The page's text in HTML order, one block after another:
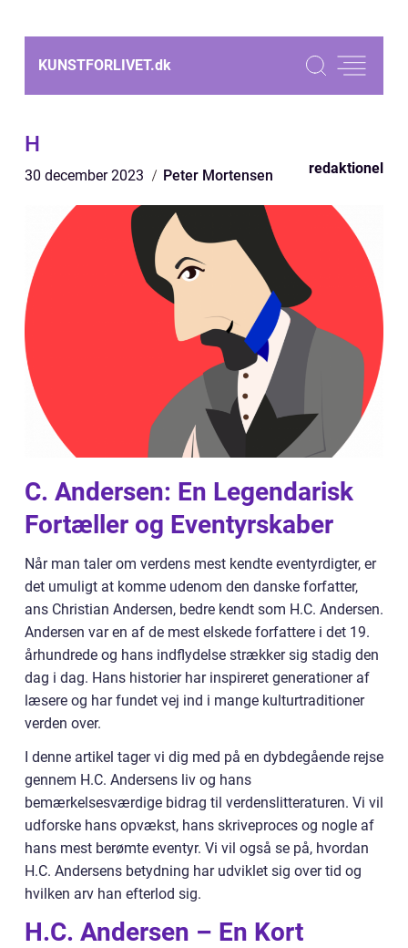
KUNSTFORLIVET.dk
H
30 december 2023 Peter Mortensen redaktionel
C. Andersen: En Legendarisk
Fortæller og Eventyrskaber
Når man taler om verdens mest kendte eventyrdigter, er
det umuligt at komme udenom den danske forfatter,
ans Christian Andersen, bedre kendt som H.C. Andersen.
Andersen var en af de mest elskede forfattere i det 19.
århundrede og hans indflydelse strækker sig stadig den
dag i dag. Hans historier har inspireret generationer af
læsere og har fundet vej ind i mange kulturtraditioner
verden over.
I denne artikel tager vi dig med på en dybdegående rejse
gennem H.C. Andersens liv og hans
bemærkelsesværdige bidrag til verdenslitteraturen. Vi vil
udforske hans opvækst, hans skriveproces og nogle af
hans mest berømte eventyr. Vi vil også se på, hvordan
H.C. Andersens betydning har udviklet sig over tid og
hvilken arv han efterlod sig.
H.C. Andersen – En Kort